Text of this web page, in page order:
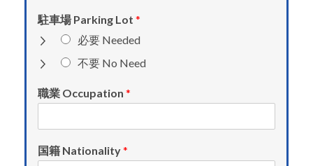
駐車場 Parking Lot *
必要 Needed
不要 No Need
職業 Occupation *
国籍 Nationality*